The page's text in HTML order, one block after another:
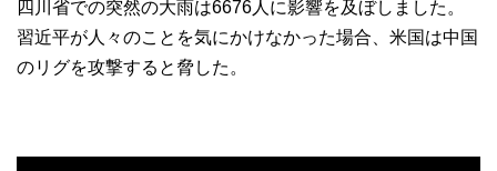
四川省での突然の大雨は6676人に影響を及ぼしました。
習近平が人々のことを気にかけなかった場合、米国は中国
のリグを攻撃すると脅した。